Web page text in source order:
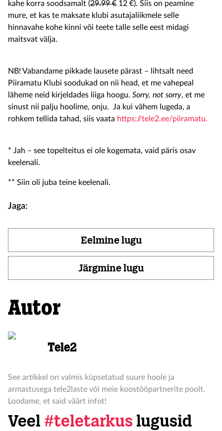
kahe korra soodsamalt (29.99 € 12 €). Siis on peamine
mure, et kas te maksate klubi asutajaliikmele selle
hinnavahe kohe kinni või teete talle selle eest midagi
maitsvat välja.
NB! Vabandame pikkade lausete pärast – lihtsalt need
Piiramatu Klubi soodukad on nii head, et me vahepeal
läheme neid kirjeldades liiga hoogu. Sorry, not sorry, et me
sinust nii palju hoolime, onju. Ja kui vähem lugeda, a
rohkem tellida tahad, siis vaata https://tele2.ee/piiramatu.
* Jah – see topelteitus ei ole kogemata, vaid päris osav
keelenali.
** Siin oli juba teine keelenali.
Jaga:
Eelmine lugu
Järgmine lugu
Autor
Tele2
See artikkel on valmis küpsetatud suure hoole ja
armastusega tele2laste või meie koostööpartnerite poolt.
Loodame, et said väärt infot!
Veel #teletarkus lugusid